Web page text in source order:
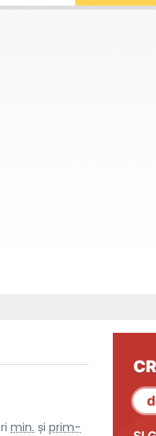
min. și prim-